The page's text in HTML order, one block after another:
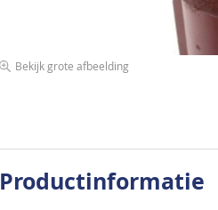
Bekijk grote afbeelding
Ga
de
Productinformatie